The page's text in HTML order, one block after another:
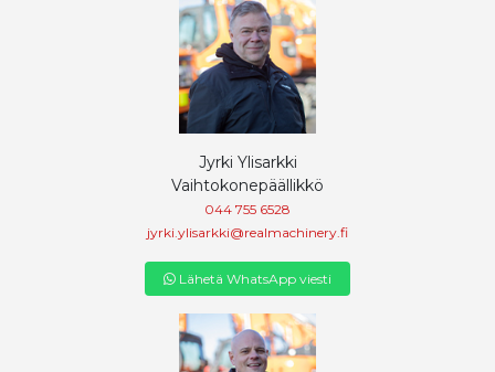
Jyrki Ylisarkki
Vaihtokonepäällikkö
044 755 6528
jyrki.ylisarkki@realmachinery.fi
Lähetä WhatsApp viesti